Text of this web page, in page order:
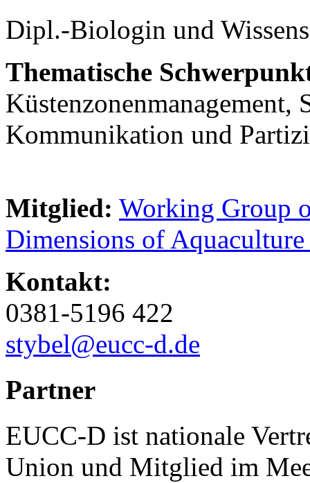
Dipl.-Biologin und
Thematische
Küstenzonenmanagement,
Kommunikation und
Mitglied: Working Group
Dimensions of
Kontakt:
0381-5196 422
stybel@eucc-d.de
Partner
EUCC-D ist nationale
Union und Mitglied im